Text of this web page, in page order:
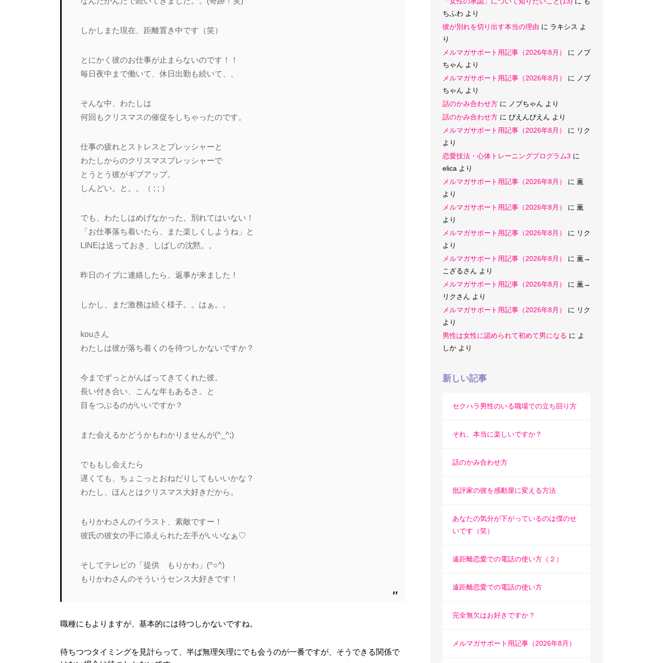
しかしまた現在、距離置き中です（笑）
とにかく彼のお仕事が止まらないのです！！
毎日夜中まで働いて、休日出勤も続いて、、
そんな中、わたしは
何回もクリスマスの催促をしちゃったのです。
仕事の疲れとストレスとプレッシャーと
わたしからのクリスマスプレッシャーで
とうとう彼がギブアップ。
しんどい。と。。（ ; ; ）
でも、わたしはめげなかった。別れてはいない！
「お仕事落ち着いたら、また楽しくしようね」と
LINEは送っておき、しばしの沈黙。。
昨日のイブに連絡したら、返事が来ました！
しかし、まだ激務は続く様子。。はぁ。。
kouさん
わたしは彼が落ち着くのを待つしかないですか？
今までずっとがんばってきてくれた彼。
長い付き合い、こんな年もあるさ。と
目をつぶるのがいいですか？
また会えるかどうかもわかりませんが(^_^;)
でももし会えたら
遅くても、ちょこっとおねだりしてもいいかな？
わたし、ほんとはクリスマス大好きだから。
もりかわさんのイラスト、素敵ですー！
彼氏の彼女の手に添えられた左手がいいなぁ♡
そしてテレビの「提供 もりかわ」(^○^)
もりかわさんのそういうセンス大好きです！
職種にもよりますが、基本的には待つしかないですね。
待ちつつタイミングを見計らって、半ば無理矢理にでも会うのが一番ですが、そうできる関係で
ちふわ より
彼が別れを切り出す本当の理由 に ラキシス よ
り
メルマガサポート用記事（2026年8月）
に
ノブ
ちゃん より
メルマガサポート用記事（2026年8月）
に
ノブ
ちゃん より
話のかみ合わせ方 に ノブちゃん より
話のかみ合わせ方 に ぴえんぴえん より
メルマガサポート用記事（2026年8月）
に リク
より
恋愛技法・心体トレーニングプログラム3 に
elica より
メルマガサポート用記事（2026年8月）
に 薫
より
メルマガサポート用記事（2026年8月）
に 薫
より
メルマガサポート用記事（2026年8月）
に リク
より
メルマガサポート用記事（2026年8月）
に 薫→
こざるさん より
メルマガサポート用記事（2026年8月）
に 薫→
リクさん より
メルマガサポート用記事（2026年8月）
に リク
より
男性は女性に認められて初めて男になる に よ
しか より
新しい記事
セクハラ男性のいる職場での立ち回り方
それ、本当に楽しいですか？
話のかみ合わせ方
批評家の彼を感動屋に変える方法
あなたの気分が下がっているのは僕のせ
いです（笑）
遠距離恋愛での電話の使い方（２）
遠距離恋愛での電話の使い方
完全無欠はお好きですか？
メルマガサポート用記事（2026年8月）